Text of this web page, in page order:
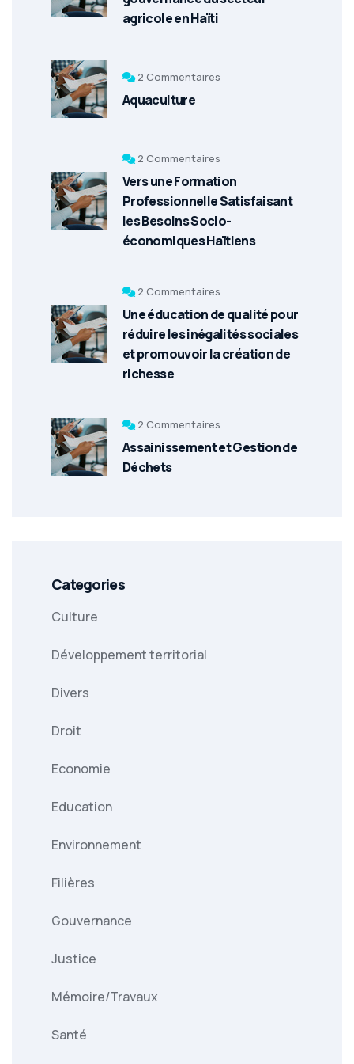
agricole en Haïti
2 Commentaires
Aquaculture
2 Commentaires
Vers une Formation
Professionnelle Satisfaisant
les Besoins Socio-
économiques Haïtiens
2 Commentaires
Une éducation de qualité pour
réduire les inégalités sociales
et promouvoir la création de
richesse
2 Commentaires
Assainissement et Gestion de
Déchets
Categories
Culture
Développement territorial
Divers
Droit
Economie
Education
Environnement
Filières
Gouvernance
Justice
Mémoire/Travaux
Santé